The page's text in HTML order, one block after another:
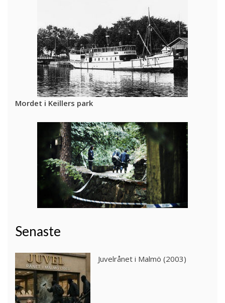
Mordet i Keillers park
Senaste
Juvelrånet i Malmö (2003)